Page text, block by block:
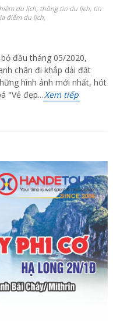
du lịch, thông tin du lịch, tin
điểm du lịch,
đầu tháng 05/2020,
chân đi khắp dải đất
hình ảnh mới nhất, hót
"Vẻ đẹp...Xem tiếp